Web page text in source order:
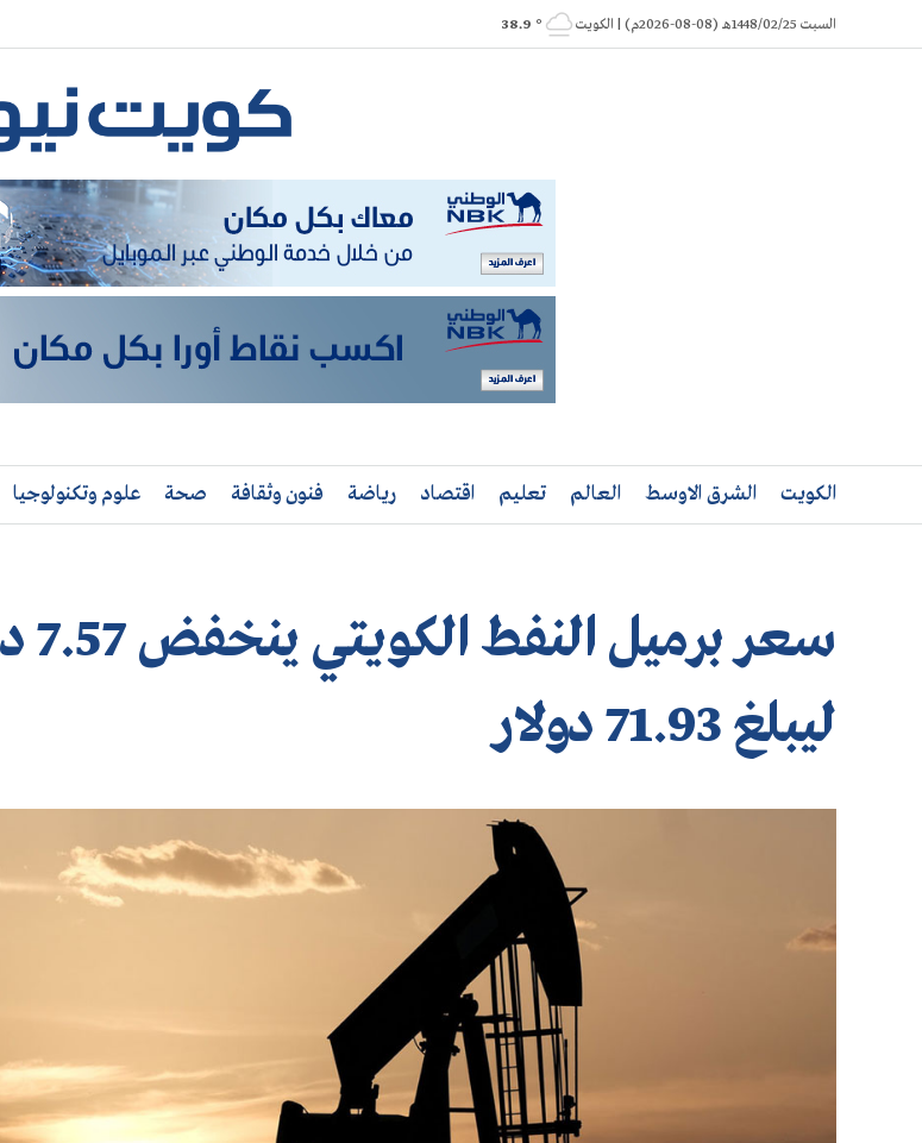
to
السبت 1448/02/25هـ (08-08-2026م) | الكويت ° 38.9
الكويت الشرق الاوسط العالم تعليم اقتصاد رياضة فنون وثقافة صحة علوم وتكنولوجيا
سعر
ليبلغ 71.93 دولار